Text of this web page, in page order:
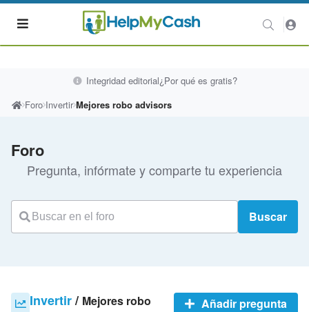
Integridad editorial¿Por qué es gratis?
Foro Invertir Mejores robo advisors
Foro
Pregunta, infórmate y comparte tu experiencia
Buscar
Invertir/ Mejores robo
Añadir pregunta